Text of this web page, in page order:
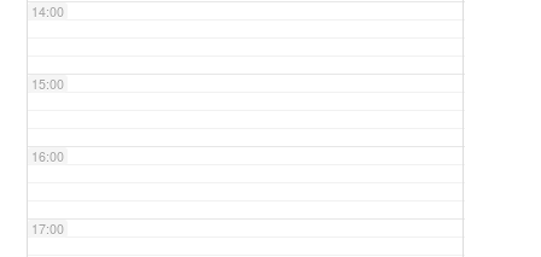
14:00
15:00
16:00
17:00